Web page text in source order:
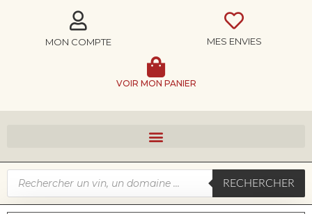
MON COMPTE MES ENVIES
VOIR MON PANIER
RECHERCHER